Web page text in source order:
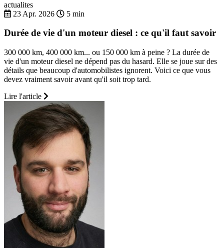
actualites
23 Apr. 2026
5 min
Durée de vie d'un moteur diesel : ce qu'il faut savoir
300 000 km, 400 000 km... ou 150 000 km à peine ? La durée de
vie d'un moteur diesel ne dépend pas du hasard. Elle se joue sur des
détails que beaucoup d'automobilistes ignorent. Voici ce que vous
devez vraiment savoir avant qu'il soit trop tard.
Lire l'article